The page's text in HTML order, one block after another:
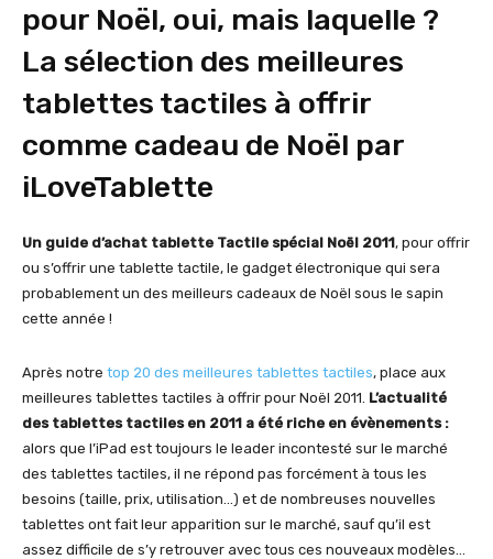
pour Noël, oui, mais laquelle ?
La sélection des meilleures
tablettes tactiles à offrir
comme cadeau de Noël par
iLoveTablette
Un guide d’achat tablette Tactile spécial Noël 2011, pour offrir
ou s’offrir une tablette tactile, le gadget électronique qui sera
probablement un des meilleurs cadeaux de Noël sous le sapin
cette année !
Après notre top 20 des meilleures tablettes tactiles, place aux
meilleures tablettes tactiles à offrir pour Noël 2011. L’actualité
des tablettes tactiles en 2011 a été riche en évènements :
alors que l’iPad est toujours le leader incontesté sur le marché
des tablettes tactiles, il ne répond pas forcément à tous les
besoins (taille, prix, utilisation…) et de nombreuses nouvelles
tablettes ont fait leur apparition sur le marché, sauf qu’il est
assez difficile de s’y retrouver avec tous ces nouveaux modèles…